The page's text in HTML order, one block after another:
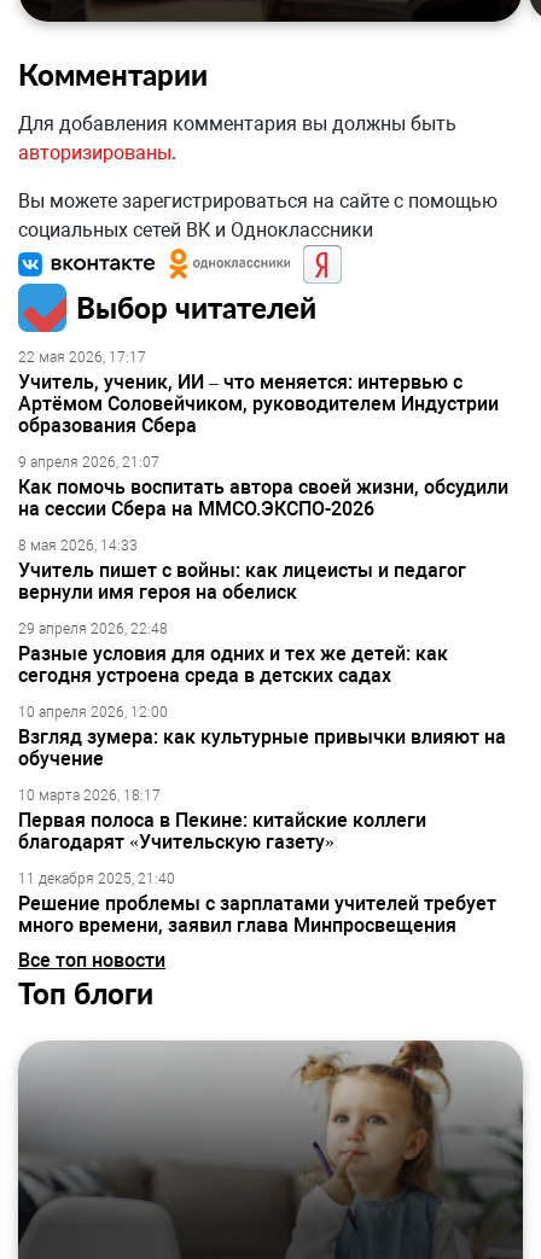
Комментарии
Для добавления комментария вы должны быть
авторизированы.
Вы можете зарегистрироваться на сайте с помощью
социальных сетей ВК и Одноклассники
Выбор читателей
22 мая 2026, 17:17
Учитель, ученик, ИИ – что меняется: интервью с
Артёмом Соловейчиком, руководителем Индустрии
образования Сбера
9 апреля 2026, 21:07
Как помочь воспитать автора своей жизни, обсудили
на сессии Сбера на ММСО.ЭКСПО-2026
8 мая 2026, 14:33
Учитель пишет с войны: как лицеисты и педагог
вернули имя героя на обелиск
29 апреля 2026, 22:48
Разные условия для одних и тех же детей: как
сегодня устроена среда в детских садах
10 апреля 2026, 12:00
Взгляд зумера: как культурные привычки влияют на
обучение
10 марта 2026, 18:17
Первая полоса в Пекине: китайские коллеги
благодарят «Учительскую газету»
11 декабря 2025, 21:40
Решение проблемы с зарплатами учителей требует
много времени, заявил глава Минпросвещения
Все топ новости
Топ блоги